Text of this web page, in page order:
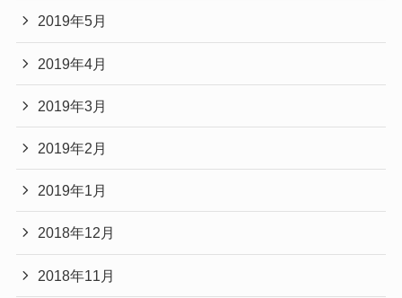
2019年5月
2019年4月
2019年3月
2019年2月
2019年1月
2018年12月
2018年11月